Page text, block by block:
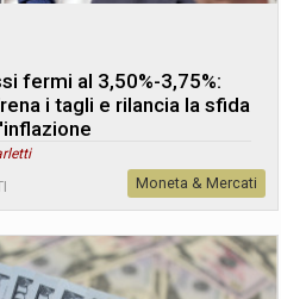
fermi al 3,50%-3,75%:
i tagli e rilancia la sfida
Moneta & Mercati